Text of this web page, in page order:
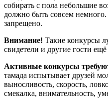
собирать с пола небольшие
должно быть совсем
запрещено.
Внимание! Такие конкурсы
свидетели и другие гости ещё
Активные конкурсы
тамада испытывает друзей
выносливость, скорость,
смекалка, внимательность,